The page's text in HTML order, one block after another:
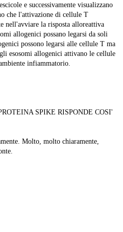
e successivamente visualizzano
che l'attivazione di cellule T
nell'avviare la risposta alloreattiva
allogenici possano legarsi da soli
possono legarsi alle cellule T ma
esosomi allogenici attivano le cellule
infiammatorio.
SPIKE RISPONDE COSI'
Molto, molto chiaramente,